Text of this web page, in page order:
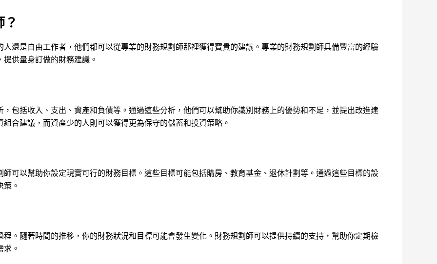
還是自由工作者，他們都可以從專業的財務規劃師那裡獲得寶貴的建議。專業的財務規劃師具備豐富的經驗
供量身訂做的財務建議。
包括收入、支出、資產和負債等。通過這些分析，他們可以幫助你識別財務上的優勢和不足，並提出改進建
合建議，而資產少的人則可以獲得更為保守的儲蓄和投資策略。
可以幫助你設定現實可行的財務目標。這些目標可能包括購房、教育基金、退休計劃等。通過這些目標的設
。
。隨著時間的推移，你的財務狀況和目標可能會發生變化。財務規劃師可以提供持續的支持，幫助你定期檢
。